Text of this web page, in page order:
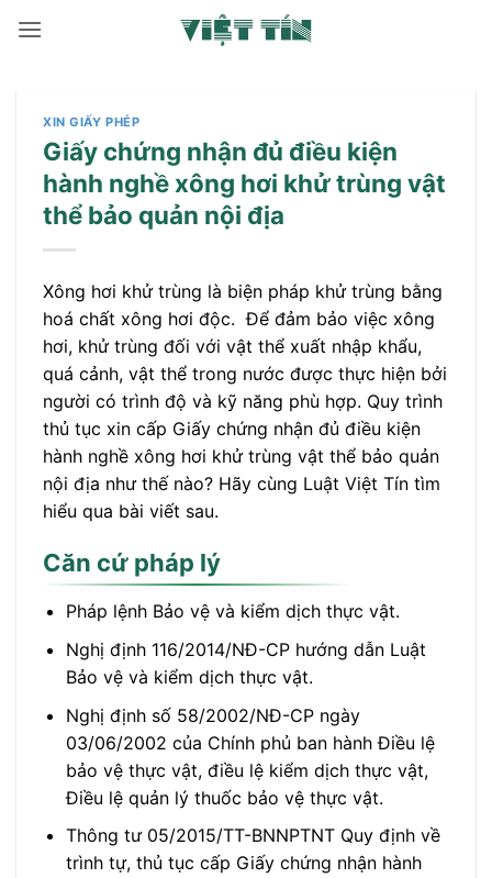
qua
XIN GIẤY PHÉP
Giấy chứng nhận đủ điều kiện
hành nghề xông hơi khử trùng vật
thể bảo quản nội địa
Xông hơi khử trùng là biện pháp khử trùng bằng
hoá chất xông hơi độc. Để đảm bảo việc xông
hơi, khử trùng đối với vật thể xuất nhập khẩu,
quá cảnh, vật thể trong nước được thực hiện bởi
người có trình độ và kỹ năng phù hợp. Quy trình
thủ tục xin cấp Giấy chứng nhận đủ điều kiện
hành nghề xông hơi khử trùng vật thể bảo quản
nội địa như thế nào? Hãy cùng Luật Việt Tín tìm
hiểu qua bài viết sau.
Căn cứ pháp lý
Pháp lệnh Bảo vệ và kiểm dịch thực vật.
Nghị định 116/2014/NĐ-CP hướng dẫn Luật
Bảo vệ và kiểm dịch thực vật.
Nghị định số 58/2002/NĐ-CP ngày
03/06/2002 của Chính phủ ban hành Điều lệ
bảo vệ thực vật, điều lệ kiểm dịch thực vật,
Điều lệ quản lý thuốc bảo vệ thực vật.
Thông tư 05/2015/TT-BNNPTNT Quy định về
trình tự, thủ tục cấp Giấy chứng nhận hành